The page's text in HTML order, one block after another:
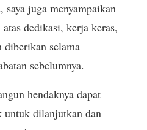
saya juga menyampaikan
dedikasi, kerja keras,
diberikan selama
sebelumnya.
hendaknya dapat
untuk dilanjutkan dan